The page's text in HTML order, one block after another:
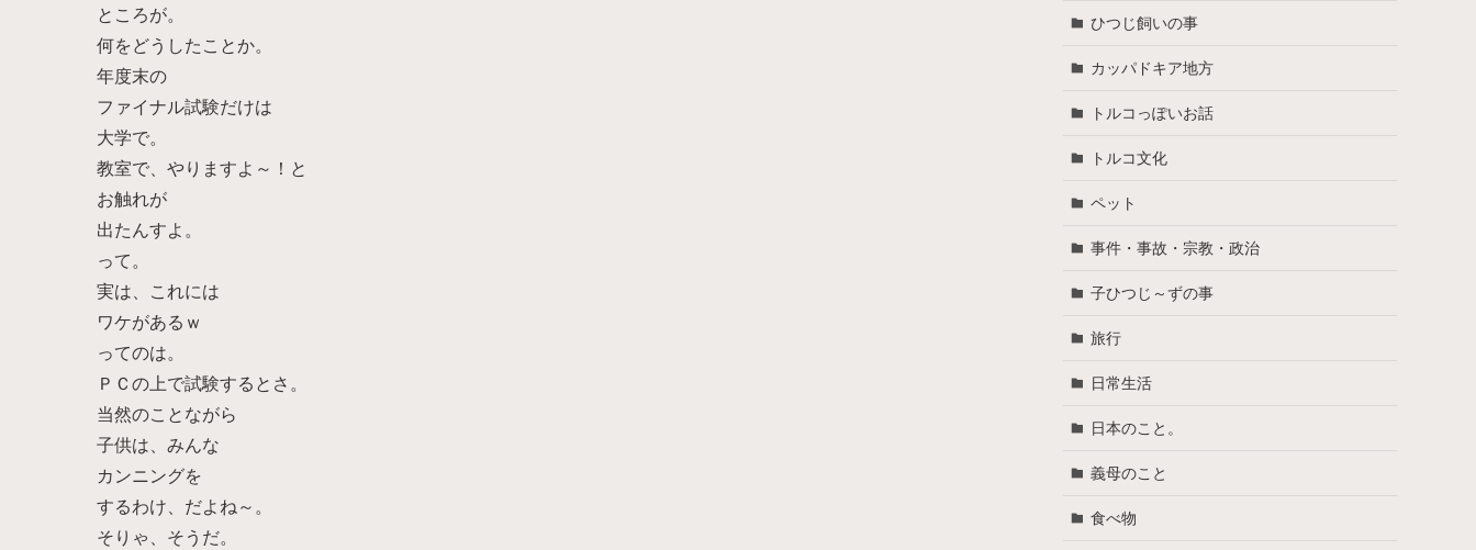
ところが。
何をどうしたことか。
年度末の
ファイナル試験だけは
大学で。
教室で、やりますよ～！と
お触れが
出たんすよ。
って。
実は、これには
ワケがあるｗ
ってのは。
ＰＣの上で試験するとさ。
当然のことながら
子供は、みんな
カンニングを
するわけ、だよね～。
そりゃ、そうだ。
ひつじ飼いの事
カッパドキア地方
トルコっぽいお話
トルコ文化
ペット
事件・事故・宗教・政治
子ひつじ～ずの事
旅行
日常生活
日本のこと。
義母のこと
食べ物